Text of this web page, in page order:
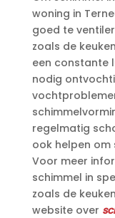
woning in
goed te
zoals de
een constante
nodig
regelmatig
ook helpen om
Voor meer
schimmel in
zoals de
website over